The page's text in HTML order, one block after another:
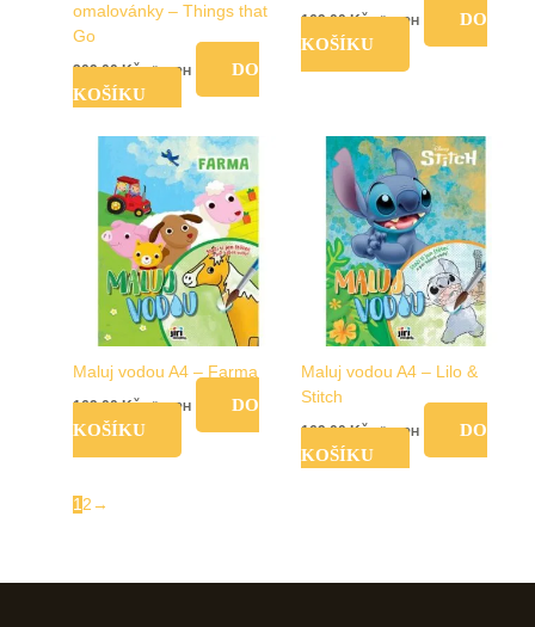
omalovánky – Things that
Go
209,00Kč vč. DPH
DO
KOŠÍKU
169,00Kč vč. DPH
DO
KOŠÍKU
Maluj vodou A4 – Farma
169,00Kč vč. DPH
DO
KOŠÍKU
Maluj vodou A4 – Lilo &
Stitch
169,00Kč vč. DPH
DO
KOŠÍKU
12 →